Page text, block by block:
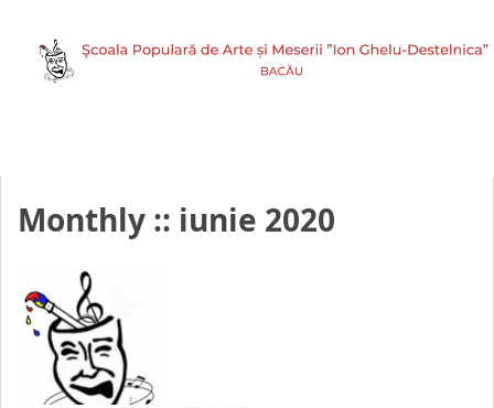
Monthly :: iunie 2020